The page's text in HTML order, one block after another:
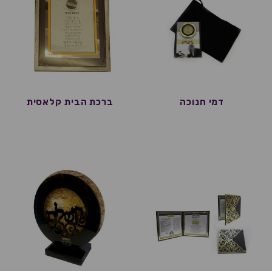
דמי חנוכה ברכת הבית קלאסית